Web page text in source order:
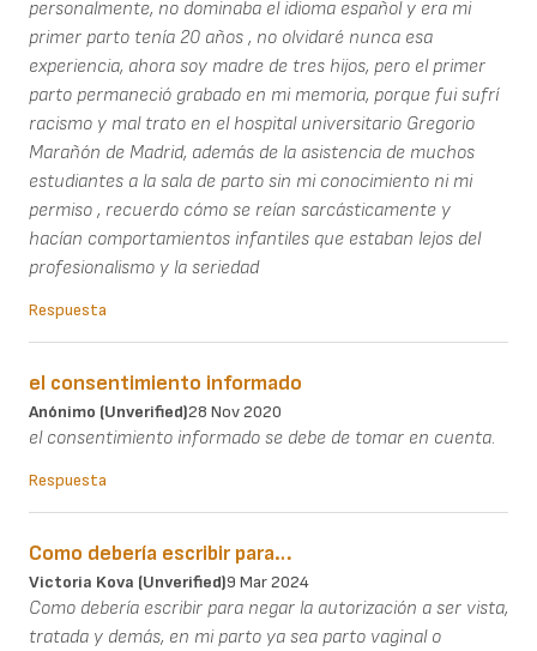
personalmente, no dominaba el idioma español y era mi
primer parto tenía 20 años , no olvidaré nunca esa
experiencia, ahora soy madre de tres hijos, pero el primer
parto permaneció grabado en mi memoria, porque fui sufrí
racismo y mal trato en el hospital universitario Gregorio
Marañón de Madrid, además de la asistencia de muchos
estudiantes a la sala de parto sin mi conocimiento ni mi
permiso , recuerdo cómo se reían sarcásticamente y
hacían comportamientos infantiles que estaban lejos del
profesionalismo y la seriedad
Respuesta
el consentimiento informado
Anónimo (unverified)28 Nov 2020
el consentimiento informado se debe de tomar en cuenta.
Respuesta
Como debería escribir para…
Victoria Kova (unverified)9 Mar 2024
Como debería escribir para negar la autorización a ser vista,
tratada y demás, en mi parto ya sea parto vaginal o